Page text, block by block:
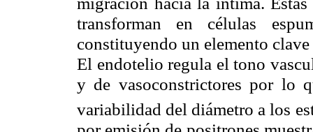
transforman en células
constituyendo un elemento clave
El endotelio regula el tono
y de vasoconstrictores por lo
variabilidad del diámetro a los